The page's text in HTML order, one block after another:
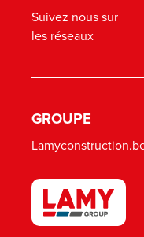
Suivez nous sur
les réseaux
GROUPE